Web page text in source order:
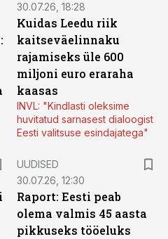
30.07.26, 18:28
Kuidas Leedu riik
kaitseväelinnaku
rajamiseks üle 600
miljoni euro eraraha
kaasas
INVL: "Kindlasti oleksime
huvitatud sarnasest dialoogist
Eesti valitsuse esindajatega"
UUDISED
30.07.26, 12:30
Raport: Eesti peab
olema valmis 45 aasta
pikkuseks tööeluks